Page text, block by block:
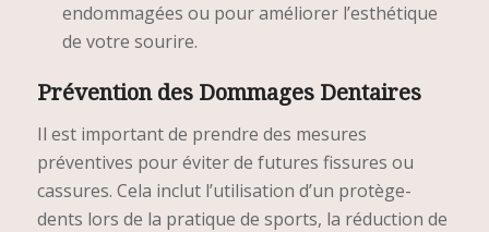
endommagées ou pour améliorer l’esthétique
de votre sourire.
Prévention des Dommages Dentaires
Il est important de prendre des mesures
préventives pour éviter de futures fissures ou
cassures. Cela inclut l’utilisation d’un protège-
dents lors de la pratique de sports, la réduction de